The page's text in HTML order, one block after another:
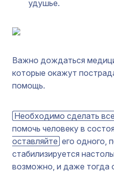
удушье.
Важно дождаться
которые окажут
помощь.
Необходимо сделать
помочь человеку в
оставляйте его одного,
стабилизируется
возможно, и даже тогда